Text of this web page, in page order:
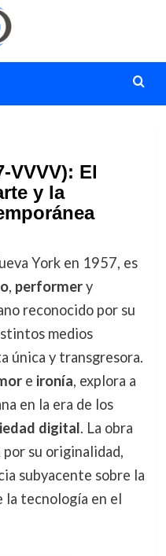
VVVV): El
y la
York en 1957, es
, performery
reconocido por su
medios
única y transgresora.
e ironía, explora a
en la era de los
digital. La obra
su originalidad,
subyacente sobre la
la tecnología en el